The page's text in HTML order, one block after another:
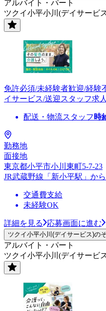
アルバイト・パート
ツクイ小平小川(デイサービ
免許必須/未経験者歓迎/経験
イサービス/送迎スタッフ求人
配送・物流スタッフ 時
勤務地
面接地
東京都小平市小川東町5-7-23
JR武蔵野線「新小平駅」か
交通費支給
未経験OK
詳細を見る 応募画面に進む
ツクイ小平小川(デイサービス)の
アルバイト・パート
ツクイ小平小川(デイサービ